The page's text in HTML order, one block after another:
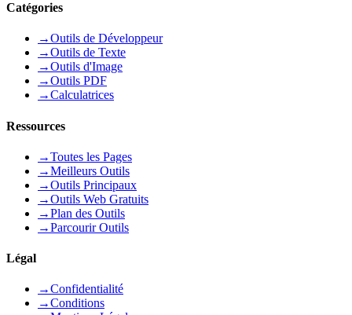
Catégories
→Outils de Développeur
→Outils de Texte
→Outils d'Image
→Outils PDF
→Calculatrices
Ressources
→Toutes les Pages
→Meilleurs Outils
→Outils Principaux
→Outils Web Gratuits
→Plan des Outils
→Parcourir Outils
Légal
→Confidentialité
→Conditions